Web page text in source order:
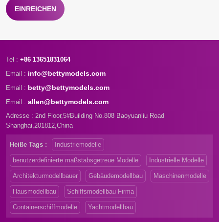
EINREICHEN
Tel : +86 13651831064
Email : info@bettymodels.com
Email : betty@bettymodels.com
Email : allen@bettymodels.com
Adresse : 2nd Floor,5#Building No.808 Baoyuanliu Road
Shanghai,201812,China
Heiße Tags : Industriemodelle
benutzerdefinierte maßstabsgetreue Modelle Industrielle Modelle
Architekturmodellbauer Gebäudemodellbau Maschinenmodelle
Hausmodellbau Schiffsmodellbau Firma
Containerschiffmodelle Yachtmodellbau